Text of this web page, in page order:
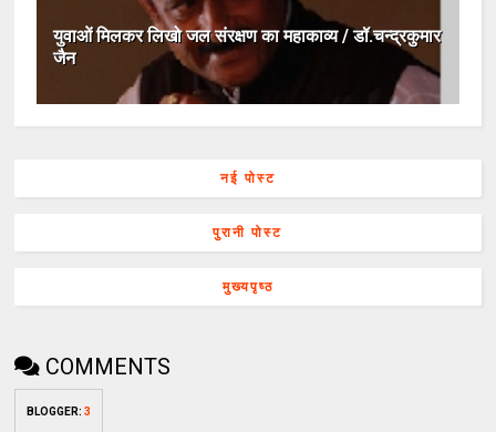
युवाओं मिलकर लिखो जल संरक्षण का महाकाव्य / डॉ.चन्द्रकुमार
जैन
नई पोस्ट
पुरानी पोस्ट
मुख्यपृष्ठ
COMMENTS
BLOGGER:3